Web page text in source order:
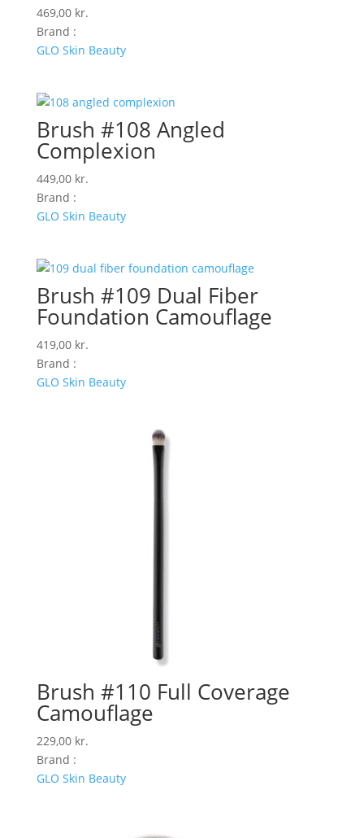
469,00 kr.
Brand :
GLO Skin Beauty
Brush #108 Angled
Complexion
449,00 kr.
Brand :
GLO Skin Beauty
Brush #109 Dual Fiber
Foundation Camouflage
419,00 kr.
Brand :
GLO Skin Beauty
Brush #110 Full Coverage
Camouflage
229,00 kr.
Brand :
GLO Skin Beauty